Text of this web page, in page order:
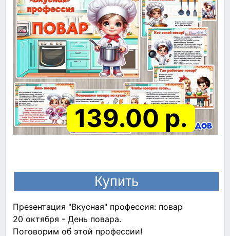
139.00 р.
Презентация "Вкусная" профессия: повар
20 октября - День повара.
Поговорим об этой профессии!